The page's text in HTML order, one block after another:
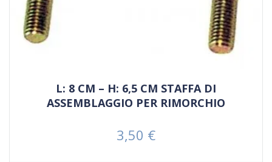
L: 8 CM – H: 6,5 CM STAFFA DI
ASSEMBLAGGIO PER RIMORCHIO
Prezzo
3,50 €